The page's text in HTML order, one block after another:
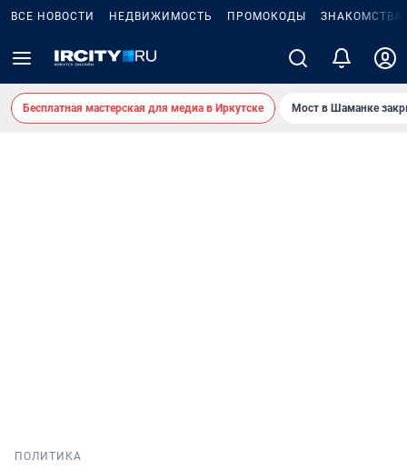
ВСЕ НОВОСТИ НЕДВИЖИМОСТЬ ПРОМОКОДЫ ЗНАКОМСТВА
Бесплатная мастерская для медиа в Иркутске Мост в Шаманке
ПОЛИТИКА